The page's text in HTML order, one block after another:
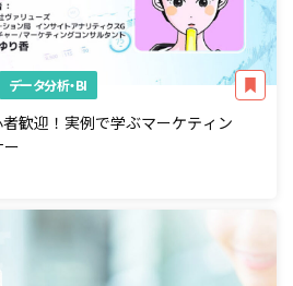
データ分析・BI
者歓迎！実例で学ぶマーケティン